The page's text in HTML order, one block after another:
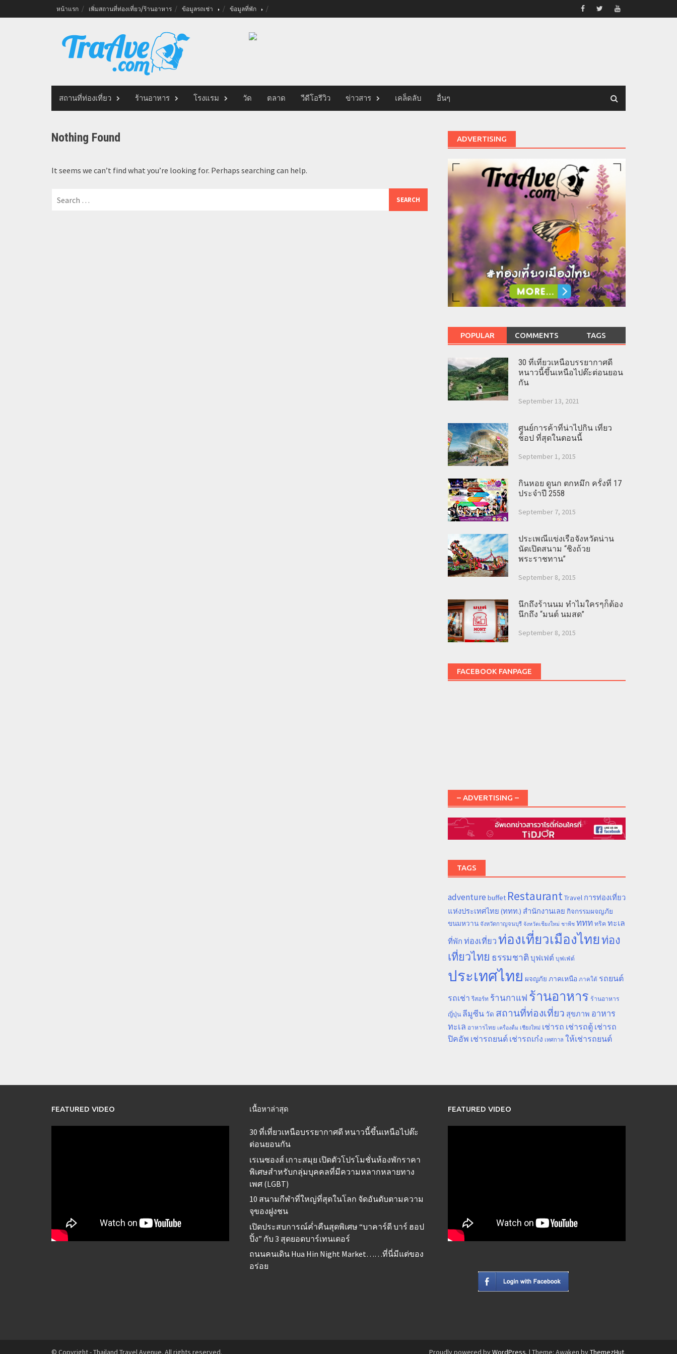
to
หน้าแรก เพิ่มสถานที่ท่องเที่ยว/ร้านอาหาร ข้อมูลรถเช่า ข้อมูลที่พัก
สถานที่ท่องเที่ยว ร้านอาหาร โรงแรม วัด ตลาด วีดีโอรีวิว ข่าวสาร เคล็ดลับ อื่นๆ
Nothing Found
It seems we can’t find what you’re looking for. Perhaps searching can help.
ADVERTISING
POPULAR COMMENTS TAGS
30 ที่เที่ยวเหนือบรรยากาศดี
หนาวนี้ขึ้นเหนือไปต๊ะต่อนยอน
กัน
September 13, 2021
ศูนย์การค้าที่น่าไปกิน เที่ยว
ช็อป ที่สุดในตอนนี้
September 1, 2015
กินหอย ดูนก ตกหมึก ครั้งที่ 17
ประจำปี 2558
September 7, 2015
ประเพณีแข่งเรือจังหวัดน่าน
นัดเปิดสนาม “ชิงถ้วย
พระราชทาน”
September 8, 2015
นึกถึงร้านนม ทำไมใครๆก็ต้อง
นึกถึง “มนต์ นมสด”
September 8, 2015
FACEBOOK FANPAGE
– ADVERTISING –
TAGS
adventure buffet RestaurantTravel การท่องเที่ยว
แห่งประเทศไทย (ททท.) สำนักงานเลย กิจกรรมผจญภัย
ขนมหวาน จังหวัดกาญจนบุรี จังหวัดเชียงใหม่ ชาพีช ททท ทริค ทะเล
ที่พัก ท่องเที่ยวท่องเที่ยวเมืองไทยท่อง
เที่ยวไทย ธรรมชาติ บุฟเฟต์ บุฟเฟ่ต์
ประเทศไทย ผจญภัย ภาคเหนือ ภาคใต้ รถยนต์
รถเช่า รีสอร์ท ร้านกาแฟ ร้านอาหาร ร้านอาหาร
ญี่ปุ่น ลีมูซีน วัด สถานที่ท่องเที่ยว สุขภาพ อาหาร
ทะเล อาหารไทย เครื่องดื่ม เชียงใหม่ เช่ารถ เช่ารถตู้ เช่ารถ
ปิคอัพ เช่ารถยนต์ เช่ารถเก๋ง เทศกาล ให้เช่ารถยนต์
FEATURED VIDEO เนื้อหาล่าสุด
30 ที่เที่ยวเหนือบรรยากาศดี หนาวนี้ขึ้นเหนือไปต๊ะ
ต่อนยอนกัน
เรเนซองส์ เกาะสมุย เปิดตัวโปรโมชั่นห้องพักราคา
พิเศษสำหรับกลุ่มบุคคลที่มีความหลากหลายทาง
เพศ (LGBT)
10 สนามกีฬาที่ใหญ่ที่สุดในโลก จัดอันดับตามความ
จุของฝูงชน
เปิดประสบการณ์ค่ำคืนสุดพิเศษ “บาคาร์ดี บาร์ ฮอป
ปิ้ง” กับ 3 สุดยอดบาร์เทนเดอร์
ถนนคนเดิน Hua Hin Night Market……ที่นี่มีแต่ของ
อร่อย
FEATURED VIDEO
© Copyright - Thailand Travel Avenue. All rights reserved. Proudly powered byWordPress. | Theme: Awaken byThemezHut.